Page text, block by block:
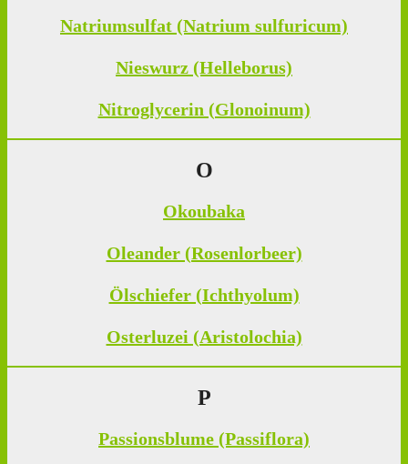
Natriumsulfat (Natrium sulfuricum)
Nieswurz (Helleborus)
Nitroglycerin (Glonoinum)
O
Okoubaka
Oleander (Rosenlorbeer)
Ölschiefer (Ichthyolum)
Osterluzei (Aristolochia)
P
Passionsblume (Passiflora)